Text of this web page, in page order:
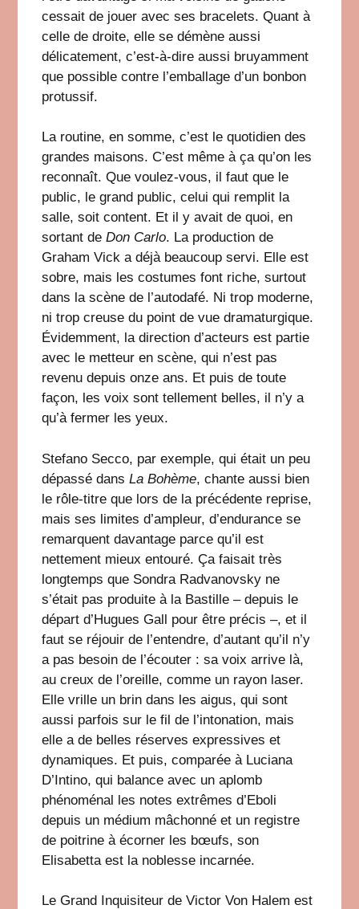
cessait de jouer avec ses bracelets. Quant à
celle de droite, elle se démène aussi
délicatement, c’est-à-dire aussi bruyamment
que possible contre l’emballage d’un bonbon
protussif.
La routine, en somme, c’est le quotidien des
grandes maisons. C’est même à ça qu’on les
reconnaît. Que voulez-vous, il faut que le
public, le grand public, celui qui remplit la
salle, soit content. Et il y avait de quoi, en
sortant deDon Carlo. La production de
Graham Vick a déjà beaucoup servi. Elle est
sobre, mais les costumes font riche, surtout
dans la scène de l’autodafé. Ni trop moderne,
ni trop creuse du point de vue dramaturgique.
Évidemment, la direction d’acteurs est partie
avec le metteur en scène, qui n’est pas
revenu depuis onze ans. Et puis de toute
façon, les voix sont tellement belles, il n’y a
qu’à fermer les yeux.
Stefano Secco, par exemple, qui était un peu
dépassé dansLa Bohème, chante aussi bien
le rôle-titre que lors de la précédente reprise,
mais ses limites d’ampleur, d’endurance se
remarquent davantage parce qu’il est
nettement mieux entouré. Ça faisait très
longtemps que Sondra Radvanovsky ne
s’était pas produite à la Bastille – depuis le
départ d’Hugues Gall pour être précis –, et il
faut se réjouir de l’entendre, d’autant qu’il n’y
a pas besoin de l’écouter : sa voix arrive là,
au creux de l’oreille, comme un rayon laser.
Elle vrille un brin dans les aigus, qui sont
aussi parfois sur le fil de l’intonation, mais
elle a de belles réserves expressives et
dynamiques. Et puis, comparée à Luciana
D’Intino, qui balance avec un aplomb
phénoménal les notes extrêmes d’Eboli
depuis un médium mâchonné et un registre
de poitrine à écorner les bœufs, son
Elisabetta est la noblesse incarnée.
Le Grand Inquisiteur de Victor Von Halem est